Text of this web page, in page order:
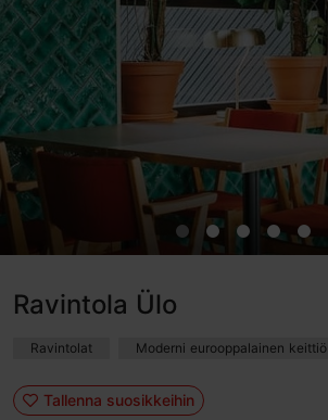
Ravintola Ülo
Ravintolat Moderni eurooppalainen keittiö
Tallenna suosikkeihin